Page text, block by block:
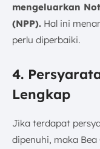
mengeluarkan
(NPP). Hal ini
perlu diperbaiki.
4.
Lengkap
Jika terdapat
dipenuhi, maka Bea